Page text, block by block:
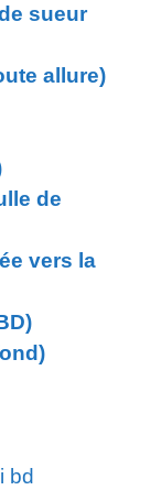
sueur
allure)
de
vers la
bd